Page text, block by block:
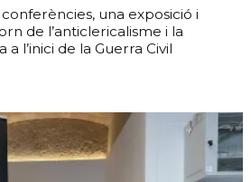
una exposició i
de l’anticlericalisme i la
l’inici de la Guerra Civil